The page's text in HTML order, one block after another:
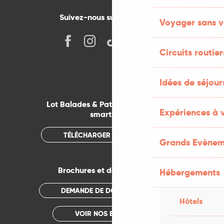
Voyager sans
Circuits
Idées de
Expériences à
Grands
Hébergements
Hôtels
Suivez-nous sur les réseaux !
Lot Balades & Patrimoines sur votre
smartphone
TÉLÉCHARGER L'APPLICATION
Brochures et documentations
DEMANDE DE DOCUMENTATION
VOIR NOS BROCHURES